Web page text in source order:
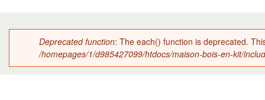
Message d'erreur
Deprecated function: The each() function is deprecated.
/homepages/1/d985427099/htdocs/maison-bois-en-kit/